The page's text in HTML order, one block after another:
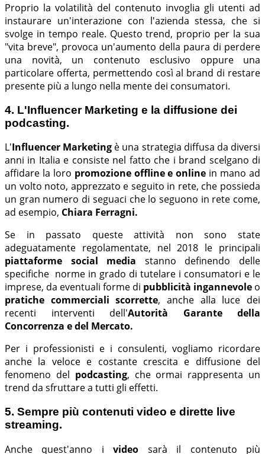
Proprio la volatilità del contenuto invoglia gli utenti ad
instaurare un'interazione con l'azienda stessa, che si
svolge in tempo reale. Questo trend, proprio per la sua
"vita breve", provoca un'aumento della paura di perdere
una novità, un contenuto esclusivo oppure una
particolare offerta, permettendo così al brand di restare
presente più a lungo nella mente dei consumatori.
4. L'Influencer Marketing e la diffusione dei
podcasting.
L'Influencer Marketing è una strategia diffusa da diversi
anni in Italia e consiste nel fatto che i brand scelgano di
affidare la loro promozione offline e online in mano ad
un volto noto, apprezzato e seguito in rete, che possieda
un gran numero di seguaci che lo seguono in rete come,
ad esempio, Chiara Ferragni.
Se in passato queste attività non sono state
adeguatamente regolamentate, nel 2018 le principali
piattaforme social media stanno definendo delle
specifiche norme in grado di tutelare i consumatori e le
imprese, da eventuali forme di pubblicità ingannevole o
pratiche commerciali scorrette, anche alla luce dei
recenti interventi dell'Autorità Garante della
Concorrenza e del Mercato.
Per i professionisti e i consulenti, vogliamo ricordare
anche la veloce e costante crescita e diffusione del
fenomeno del podcasting, che ormai rappresenta un
trend da sfruttare a tutti gli effetti.
5. Sempre più contenuti video e dirette live
streaming.
Anche quest'anno ivideo sarà il contenuto più